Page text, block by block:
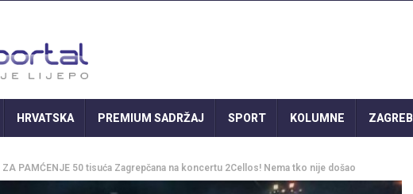
HRVATSKA PREMIUM SADRŽAJ SPORT KOLUMNE ZAGREB
ZA PAMĆENJE 50 tisuća Zagrepčana na koncertu 2Cellos! Nema tko nije došao